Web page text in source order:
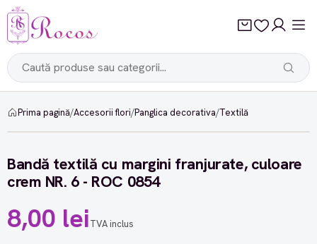
Prima pagină/Accesorii flori/Panglica decorativa/Textilă
Bandă textilă cu margini franjurate, culoare
crem NR. 6 - ROC 0854
8,00 leiTVA inclus